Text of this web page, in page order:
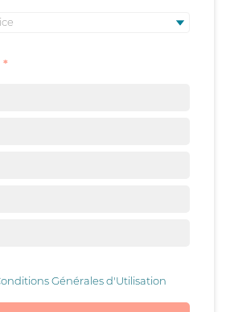
Générales d'Utilisation